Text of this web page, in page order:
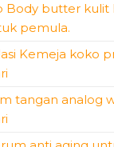
Body butter kulit
pemula.
Kemeja koko
tangan analog